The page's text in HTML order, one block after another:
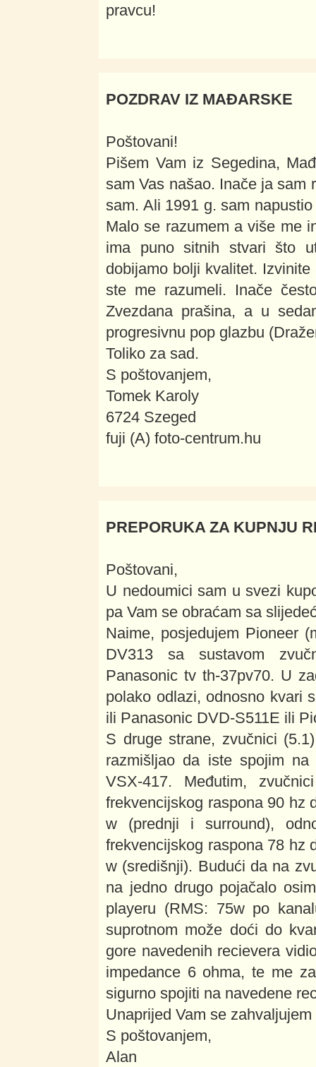
pravcu!
POZDRAV IZ MAĐARSKE
Poštovani!
Pišem Vam iz Segedina,
sam Vas našao. Inače ja sam
sam. Ali 1991 g. sam
Malo se razumem a više me
ima puno sitnih stvari što
dobijamo bolji kvalitet.
ste me razumeli. Inače
Zvezdana prašina, a u
progresivnu pop glazbu
Toliko za sad.
S poštovanjem,
Tomek Karoly
6724 Szeged
fuji (A) foto-centrum.hu
PREPORUKA ZA KUPNJU
Poštovani,
U nedoumici sam u svezi
pa Vam se obraćam sa
Naime, posjedujem Pioneer
DV313 sa sustavom
Panasonic tv th-37pv70. U
polako odlazi, odnosno kvari
ili Panasonic DVD-S511E ili
S druge strane, zvučnici
razmišljao da iste spojim
VSX-417. Međutim,
frekvencijskog raspona 90 hz
w (prednji i surround),
frekvencijskog raspona 78 hz
w (središnji). Budući da na
na jedno drugo pojačalo
playeru (RMS: 75w po
suprotnom može doći do
gore navedenih recievera
impedance 6 ohma, te me
sigurno spojiti na navedene
Unaprijed Vam se
S poštovanjem,
Alan